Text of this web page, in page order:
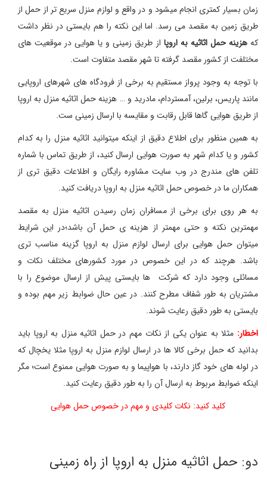
زمان بسیار کمتری انجام میشود و در واقع و لوازم منزل سریع تر از حمل از
طریق زمین به مقصد می رسد. اما این نکته را هم بایستی در نظر داشت
کههزینه حمل اثاثیه به اروپا از طریق زمینی و یا هوایی در موقعیت های
مختلفت از کشور مقصد گرفته تا شهر مقصد متفاوت است.
با توجه به وجود پرواز مستقیم به برخی از فرودگاه های شهرهای اروپایی
مانند پاریس، برلین، آمستردام، مادرید و … هزینه حمل اثاثیه منزل به اروپا
از طریق هوایی گاها قابل رقابت و مقایسه با ارسال زمینی ست.
به همین منظور برای اطلاع دقیق از اینکه میتوانید اثاثیه منزل را به کدام
کشور و یا کدام شهر به صورت هوایی ارسال کنید، از طریق تماس با شماره
تلفن های مندرج در وب سایت مشاوره رایگان و اطلاعات دقیق تری از
همکاران ما در خصوص حمل اثاثیه منزل به اروپا دریافت کنید.
به هر روی برای برخی از مسافران زمان رسیدن اثاثیه منزل به مقصد
مهمترین نکته و حتی مهمتر از هزینه ی حمل آن باشد؛در این شرایط
میتوان حمل هوایی برای ارسال لوازم منزل به اروپا گزینه مناسب تری
باشد. هرچند که در این خصوص در مورد کشورهای مختلف نکات و
مسائلی وجود دارد که شرکت ها بایستی پیش از ارسال موضوع را با
مشتریان به طور شفاف مطرح کنند. در عین حال ضوابط زیر مهم بوده و
بایستی به طور دقیق رعایت شوند.
اخطار: مثلا به عنوان یکی از نکات مهم در حمل اثاثیه منزل به اروپا باید
بدانید که حمل برخی کالا ها در ارسال لوازم منزل به اروپا مثلا یخچال که
در لوله های خود گاز دارند، با هواپیما و به صورت هوایی ممنوع است؛ مگر
اینکه ضوابط مربوط به ارسال آن را به طور دقیق رعایت کنید.
کلید کنید: نکات کلیدی و مهم در خصوص حمل هوایی
دو: حمل اثاثیه منزل به اروپا از راه زمینی